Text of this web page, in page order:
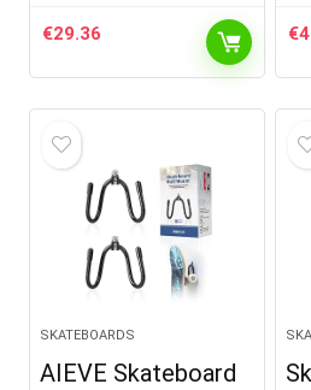
€29.36 €
SKATEBOARDS
AIEVE Skateboard